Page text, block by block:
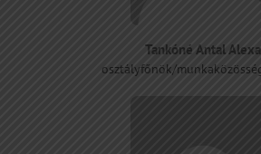
Tankóné Antal Alexa
osztályfőnök/